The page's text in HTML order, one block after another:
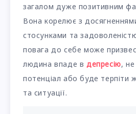
загалом дуже позитивним
Вона корелює з
стосунками та
повага до себе може
людина впаде в депресію, не
потенціал або буде терпіти
та ситуації.